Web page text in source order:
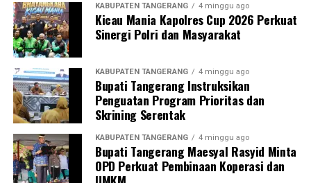
KABUPATEN TANGERANG 4 minggu ago
Kicau Mania Kapolres Cup 2026 Perkuat
Sinergi Polri dan Masyarakat
KABUPATEN TANGERANG 4 minggu ago
Bupati Tangerang Instruksikan
Penguatan Program Prioritas dan
Skrining Serentak
KABUPATEN TANGERANG 4 minggu ago
Bupati Tangerang Maesyal Rasyid Minta
OPD Perkuat Pembinaan Koperasi dan